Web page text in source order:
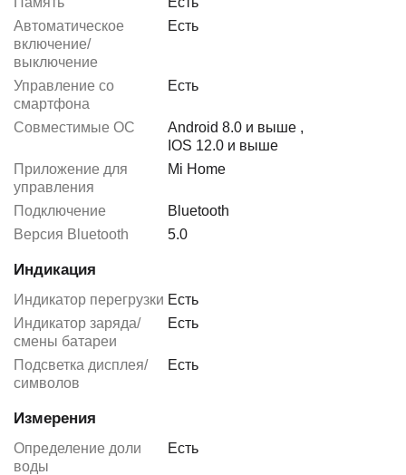
Автоматическое
включение/
выключение
Есть
Управление со
смартфона
Есть
Совместимые ОС Android 8.0 и выше ,
IOS 12.0 и выше
Приложение для
управления
Mi Home
Подключение
Bluetooth
Версия Bluetooth
5.0
Индикация
Индикатор перегрузки Есть
Индикатор заряда/
смены батареи
Есть
Подсветка дисплея/
символов
Есть
Измерения
Определение доли
воды
Есть